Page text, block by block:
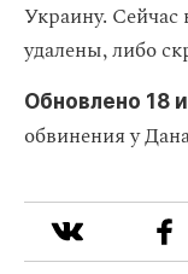
Украину. Сейчас
удалены, либо
Обновлено 18
обвинения у